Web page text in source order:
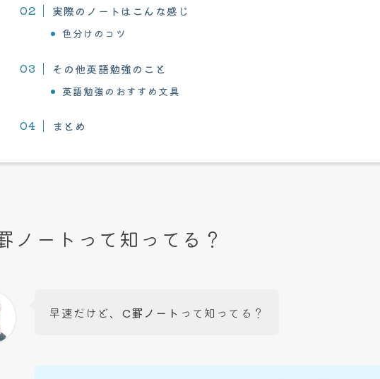
実際のノートはこんな感じ
色分けのコツ
その他英語勉強のこと
英語勉強のおすすめ文具
まとめ
ノートって知ってる？
早速だけど、 C罫ノート って知ってる？